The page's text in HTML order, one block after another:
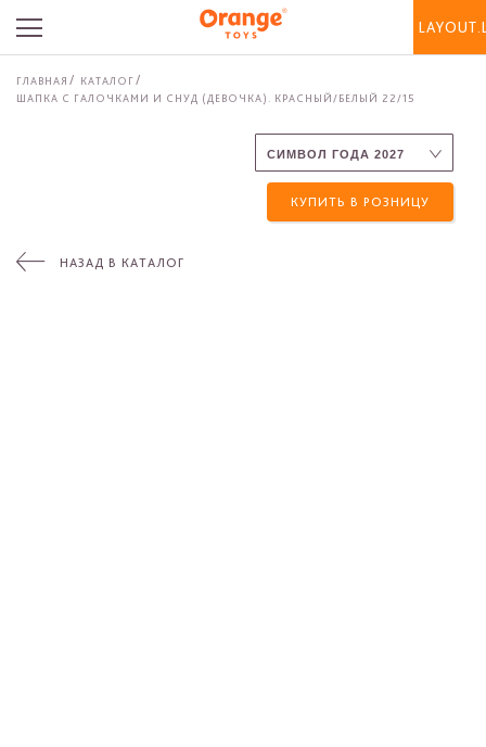
ГЛАВНАЯ
КАТАЛОГ
ШАПКА С ГАЛОЧКАМИ И СНУД (ДЕВОЧКА). КРАСНЫЙ/БЕЛЫЙ 22/15
КУПИТЬ В РОЗНИЦУ
НАЗАД В КАТАЛОГ